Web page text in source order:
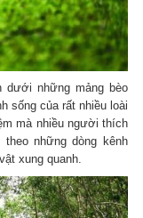
dưới những mảng bèo
sống của rất nhiều loài
mà nhiều người thích
những dòng kênh
xung quanh.